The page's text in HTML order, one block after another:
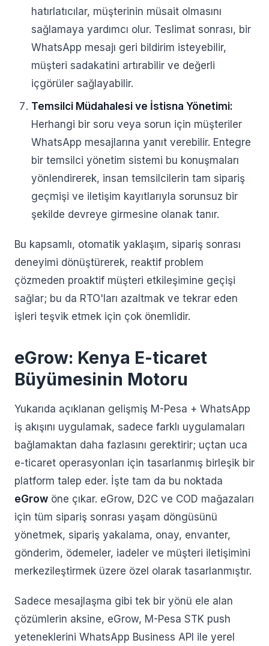
hatırlatıcılar, müşterinin müsait olmasını
sağlamaya yardımcı olur. Teslimat sonrası, bir
WhatsApp mesajı geri bildirim isteyebilir,
müşteri sadakatini artırabilir ve değerli
içgörüler sağlayabilir.
Temsilci Müdahalesi ve İstisna Yönetimi:
Herhangi bir soru veya sorun için müşteriler
WhatsApp mesajlarına yanıt verebilir. Entegre
bir temsilci yönetim sistemi bu konuşmaları
yönlendirerek, insan temsilcilerin tam sipariş
geçmişi ve iletişim kayıtlarıyla sorunsuz bir
şekilde devreye girmesine olanak tanır.
Bu kapsamlı, otomatik yaklaşım, sipariş sonrası
deneyimi dönüştürerek, reaktif problem
çözmeden proaktif müşteri etkileşimine geçişi
sağlar; bu da RTO'ları azaltmak ve tekrar eden
işleri teşvik etmek için çok önemlidir.
eGrow: Kenya E-ticaret
Büyümesinin Motoru
Yukarıda açıklanan gelişmiş M-Pesa + WhatsApp
iş akışını uygulamak, sadece farklı uygulamaları
bağlamaktan daha fazlasını gerektirir; uçtan uca
e-ticaret operasyonları için tasarlanmış birleşik bir
platform talep eder. İşte tam da bu noktada
eGrow öne çıkar. eGrow, D2C ve COD mağazaları
için tüm sipariş sonrası yaşam döngüsünü
yönetmek, sipariş yakalama, onay, envanter,
gönderim, ödemeler, iadeler ve müşteri iletişimini
merkezileştirmek üzere özel olarak tasarlanmıştır.
Sadece mesajlaşma gibi tek bir yönü ele alan
çözümlerin aksine, eGrow, M-Pesa STK push
yeteneklerini WhatsApp Business API ile yerel